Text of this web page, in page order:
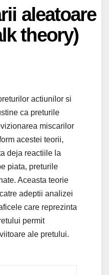
aleatoare
theory)
actiunilor si
ca preturile
miscarilor
acestei teorii,
deja reactiile la
piata, preturile
Aceasta teorie
adeptii analizei
care reprezinta
permit
ale pretului.